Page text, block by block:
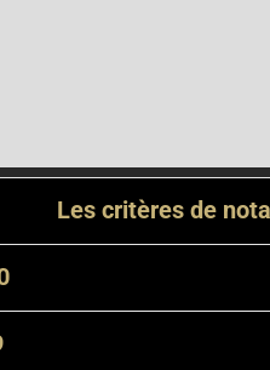
Les critères de